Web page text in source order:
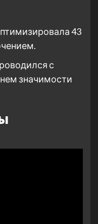
43
с
значимости